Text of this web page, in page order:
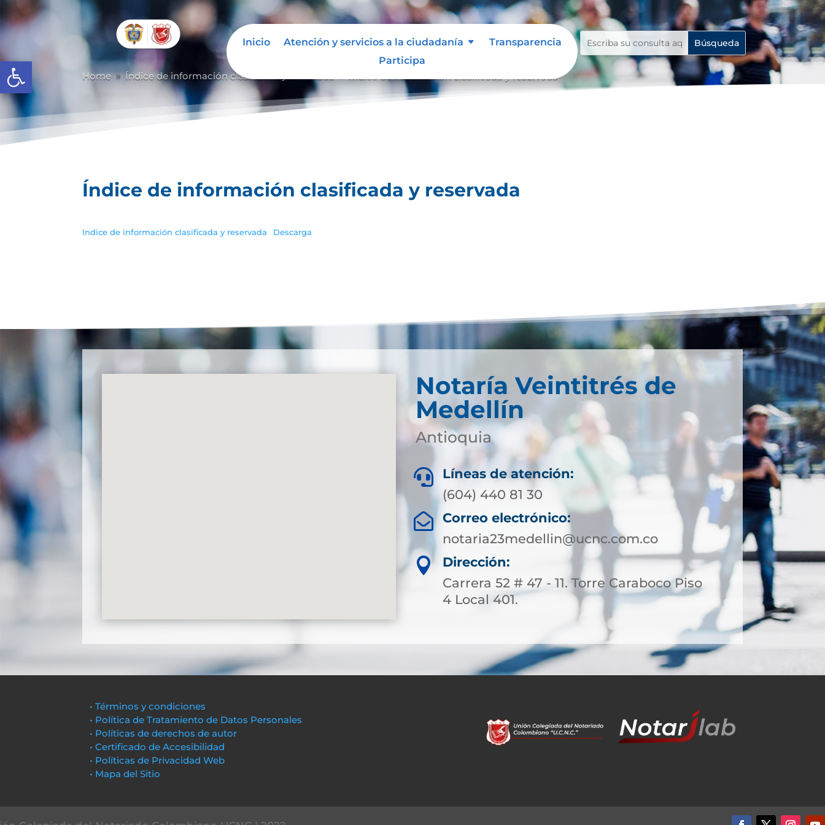
Abrir barra de herramientas
Inicio Atención y servicios a la ciudadanía
Transparencia
Participa
Home 9 Índice de información clasificada y reservada Índice de información clasificada y reservada
Índice de información clasificada y reservada
Indice de información clasificada y reservada Descarga
Notaría Veintitrés de
Medellín
Antioquia

Líneas de atención:
(604) 440 81 30

Correo electrónico:
notaria23medellin@ucnc.com.co

Dirección:
Carrera 52 # 47 - 11. Torre Caraboco Piso
4 Local 401.
• Términos y condiciones
• Política de Tratamiento de Datos Personales
• Políticas de derechos de autor
• Certificado de Accesibilidad
• Políticas de Privacidad Web
• Mapa del Sitio